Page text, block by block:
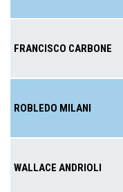
FRANCISCO CARBONE
ROBLEDO MILANI
WALLACE ANDRIOLI